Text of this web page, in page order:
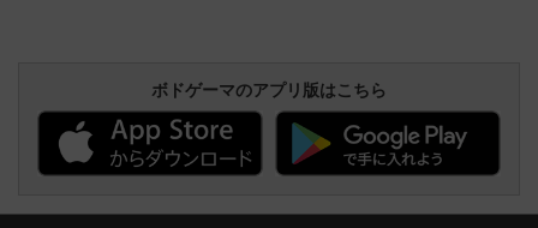
ボドゲーマのアプリ版はこちら